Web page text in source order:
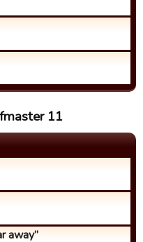
11
away”